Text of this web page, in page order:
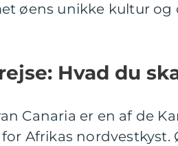
øens unikke kultur og
Hvad du
Canaria er en af de
Afrikas nordvestkyst.